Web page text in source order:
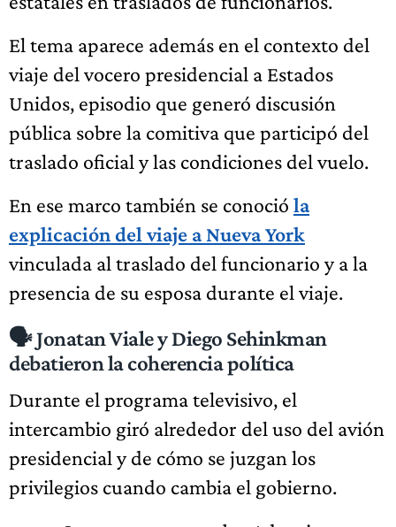
El tema aparece además en el contexto del
viaje del vocero presidencial a Estados
Unidos, episodio que generó discusión
pública sobre la comitiva que participó del
traslado oficial y las condiciones del vuelo.
En ese marco también se conoció la
explicación del viaje a Nueva York
vinculada al traslado del funcionario y a la
presencia de su esposa durante el viaje.
🗣️ Jonatan Viale y Diego Sehinkman
debatieron la coherencia política
Durante el programa televisivo, el
intercambio giró alrededor del uso del avión
presidencial y de cómo se juzgan los
privilegios cuando cambia el gobierno.